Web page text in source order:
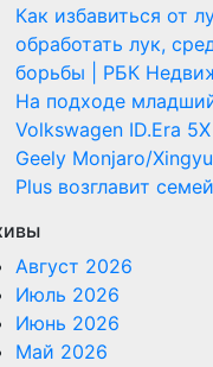
Как избавиться от
обработать лук,
борьбы | РБК
На подходе
Volkswagen ID.Era 5X
Geely Monjaro/
Plus возглавит
Август 2026
Июль 2026
Июнь 2026
Май 2026